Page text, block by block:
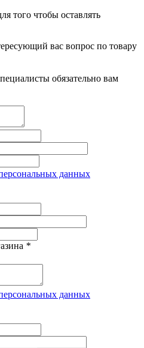
того чтобы оставлять
вас вопрос по товару
обязательно вам
данных
*
данных